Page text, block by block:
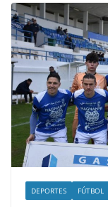
DEPORTES FÚTBOL